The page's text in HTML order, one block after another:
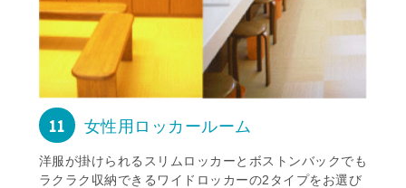
11 女性用ロッカールーム
洋服が掛けられるスリムロッカーとボストンバックでも
ラクラク収納できるワイドロッカーの2タイプをお選び